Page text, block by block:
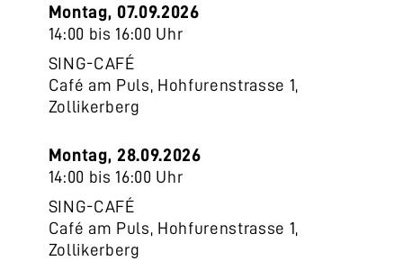
Montag, 07.09.2026
14:00 bis 16:00 Uhr
SING-CAFÉ
Café am Puls, Hohfurenstrasse 1,
Zollikerberg
Montag, 28.09.2026
14:00 bis 16:00 Uhr
SING-CAFÉ
Café am Puls, Hohfurenstrasse 1,
Zollikerberg